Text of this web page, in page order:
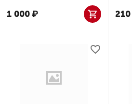
1 000₽ 210